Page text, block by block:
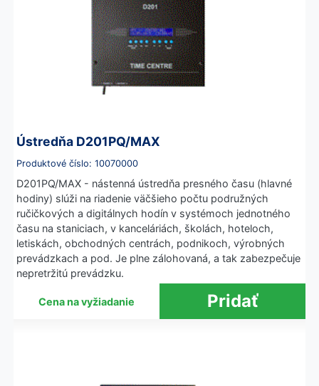
Ústredňa D201PQ/MAX
Produktové číslo: 10070000
D201PQ/MAX - nástenná ústredňa presného času (hlavné
hodiny) slúži na riadenie väčšieho počtu podružných
ručičkových a digitálnych hodín v systémoch jednotného
času na staniciach, v kanceláriách, školách, hoteloch,
letiskách, obchodných centrách, podnikoch, výrobných
prevádzkach a pod. Je plne zálohovaná, a tak zabezpečuje
nepretržitú prevádzku.
Cena na vyžiadanie